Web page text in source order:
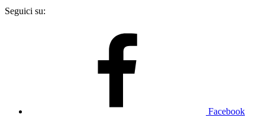
Seguici su:
Facebook